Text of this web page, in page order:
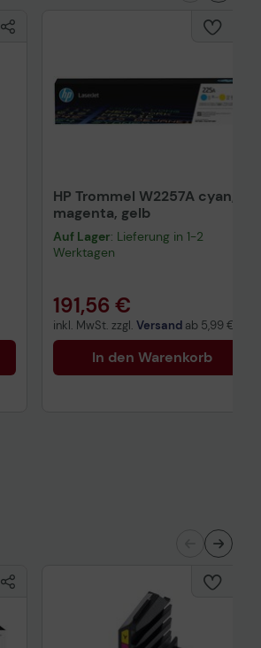
HP Trommel W2257A cyan,
magenta, gelb
Auf Lager: Lieferung in 1-2
Werktagen
191,56 €
inkl. MwSt. zzgl. Versand ab 5,99 €
In den Warenkorb